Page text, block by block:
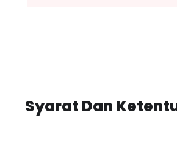
Syarat Dan